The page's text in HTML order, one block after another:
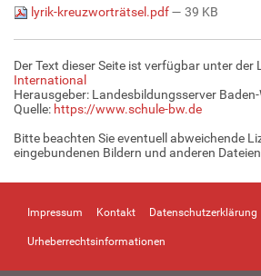
lyrik-kreuzworträtsel.pdf— 39 KB
Der Text dieser Seite ist verfügbar unter der
International
Herausgeber: Landesbildungsserver
Quelle: https://www.schule-bw.de
Bitte beachten Sie eventuell abweichende
eingebundenen Bildern und anderen
Impressum Kontakt Datenschutzerklärung
Urheberrechtsinformationen